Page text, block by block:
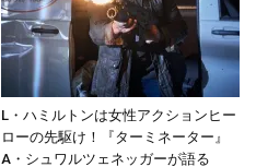
L・ハミルトンは女性アクションヒー
ローの先駆け！『ターミネーター』
A・シュワルツェネッガーが語る